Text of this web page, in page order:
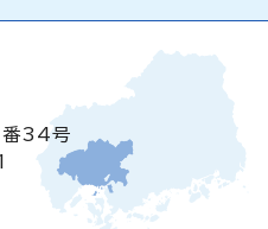
番34号